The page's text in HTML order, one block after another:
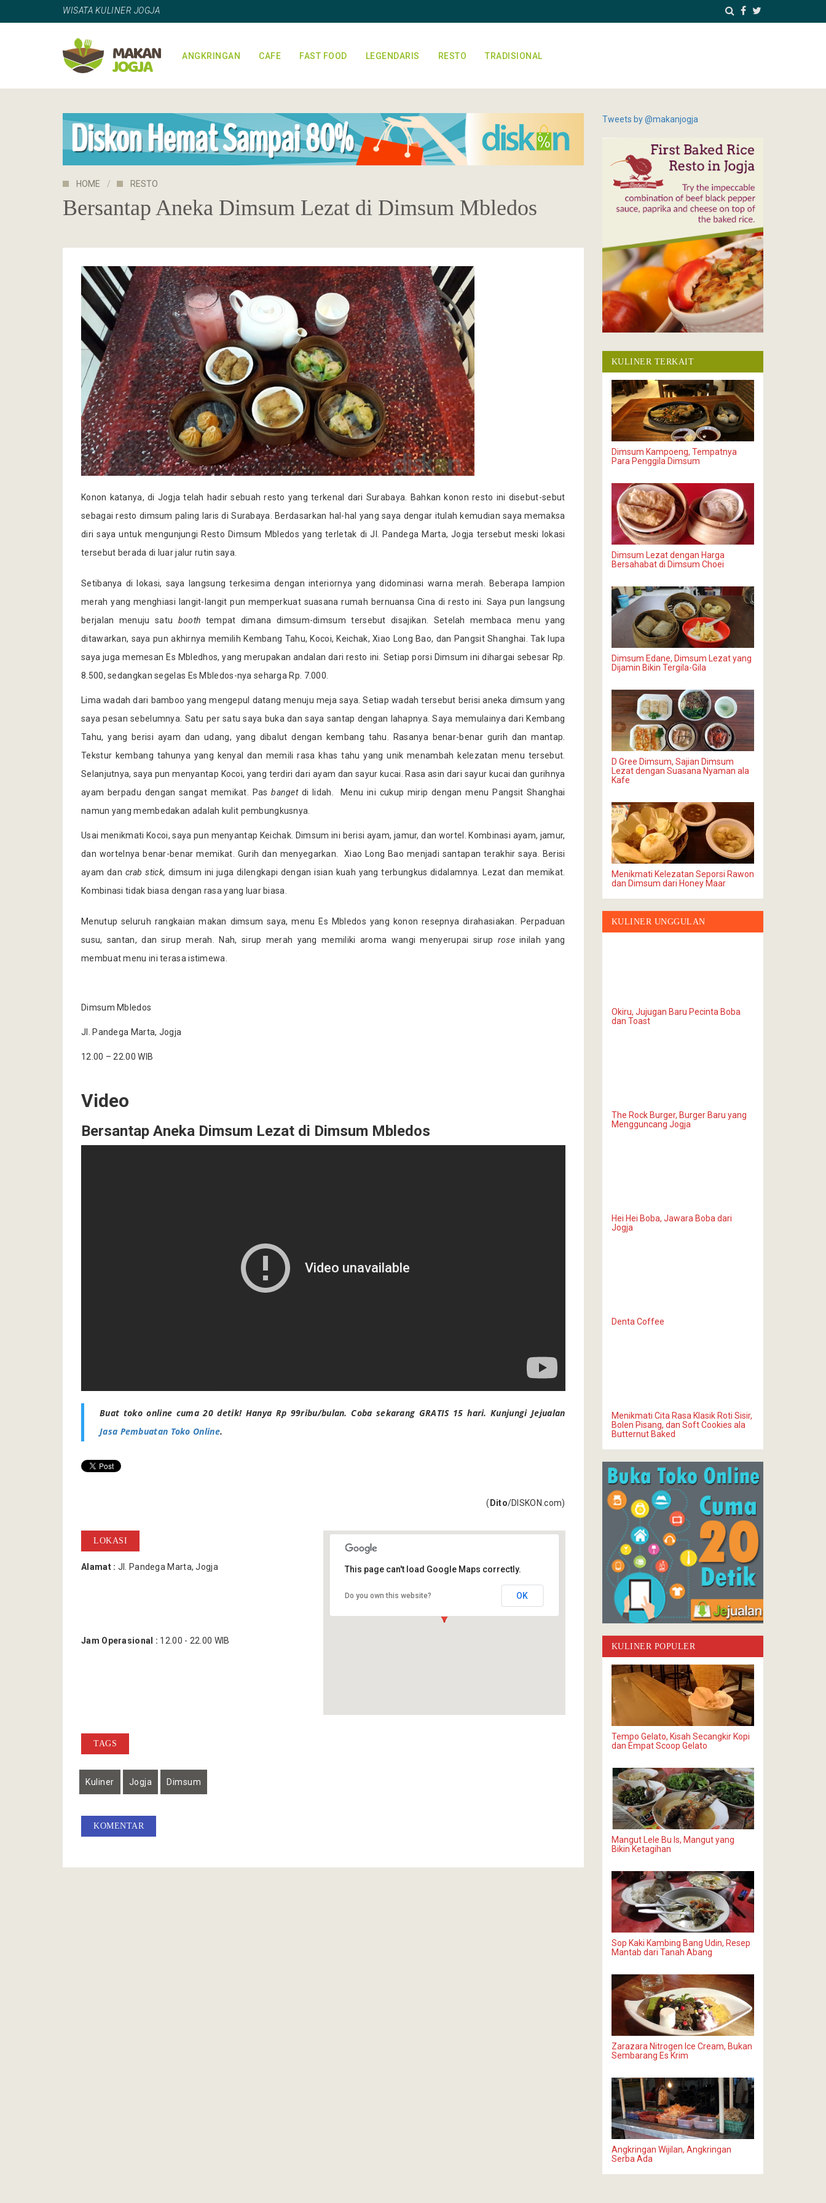
WISATA KULINER JOGJA
ANGKRINGAN CAFE FAST FOOD LEGENDARIS RESTO TRADISIONAL
HOME RESTO
Bersantap Aneka Dimsum Lezat di Dimsum Mbledos
Konon katanya, di Jogja telah hadir sebuah resto yang terkenal dari Surabaya. Bahkan konon resto ini disebut-sebut
sebagai resto dimsum paling laris di Surabaya. Berdasarkan hal-hal yang saya dengar itulah kemudian saya memaksa
diri saya untuk mengunjungi Resto Dimsum Mbledos yang terletak di Jl. Pandega Marta, Jogja tersebut meski lokasi
tersebut berada di luar jalur rutin saya.
Setibanya di lokasi, saya langsung terkesima dengan interiornya yang didominasi warna merah. Beberapa lampion
merah yang menghiasi langit-langit pun memperkuat suasana rumah bernuansa Cina di resto ini. Saya pun langsung
berjalan menuju satu booth tempat dimana dimsum-dimsum tersebut disajikan. Setelah membaca menu yang
ditawarkan, saya pun akhirnya memilih Kembang Tahu, Kocoi, Keichak, Xiao Long Bao, dan Pangsit Shanghai. Tak lupa
saya juga memesan Es Mbledhos, yang merupakan andalan dari resto ini. Setiap porsi Dimsum ini dihargai sebesar Rp.
8.500, sedangkan segelas Es Mbledos-nya seharga Rp. 7.000.
Lima wadah dari bamboo yang mengepul datang menuju meja saya. Setiap wadah tersebut berisi aneka dimsum yang
saya pesan sebelumnya. Satu per satu saya buka dan saya santap dengan lahapnya. Saya memulainya dari Kembang
Tahu, yang berisi ayam dan udang, yang dibalut dengan kembang tahu. Rasanya benar-benar gurih dan mantap.
Tekstur kembang tahunya yang kenyal dan memili rasa khas tahu yang unik menambah kelezatan menu tersebut.
Selanjutnya, saya pun menyantap Kocoi, yang terdiri dari ayam dan sayur kucai. Rasa asin dari sayur kucai dan gurihnya
ayam berpadu dengan sangat memikat. Pasbanget di lidah. Menu ini cukup mirip dengan menu Pangsit Shanghai
namun yang membedakan adalah kulit pembungkusnya.
Usai menikmati Kocoi, saya pun menyantap Keichak. Dimsum ini berisi ayam, jamur, dan wortel. Kombinasi ayam, jamur,
dan wortelnya benar-benar memikat. Gurih dan menyegarkan. Xiao Long Bao menjadi santapan terakhir saya. Berisi
ayam dan crab stick, dimsum ini juga dilengkapi dengan isian kuah yang terbungkus didalamnya. Lezat dan memikat.
Kombinasi tidak biasa dengan rasa yang luar biasa.
Menutup seluruh rangkaian makan dimsum saya, menu Es Mbledos yang konon resepnya dirahasiakan. Perpaduan
susu, santan, dan sirup merah. Nah, sirup merah yang memiliki aroma wangi menyerupai sirup roseinilah yang
membuat menu ini terasa istimewa.
Dimsum Mbledos
Jl. Pandega Marta, Jogja
12.00 – 22.00 WIB
Video
Bersantap Aneka Dimsum Lezat di Dimsum Mbledos
Buat toko online cuma 20 detik! Hanya Rp 99ribu/bulan. Coba sekarang GRATIS 15 hari. Kunjungi Jejualan
Jasa Pembuatan Toko Online.
( Dito/DISKON.com)
LOKASI
Alamat : Jl. Pandega Marta, Jogja
Jam Operasional : 12.00 - 22.00 WIB
This page can't load Google Maps correctly.
Do you own this website? OK
TAGS
Kuliner Jogja Dimsum
KOMENTAR
Tweets by @makanjogja
KULINER TERKAIT
Dimsum Kampoeng, Tempatnya
Para Penggila Dimsum
Dimsum Lezat dengan Harga
Bersahabat di Dimsum Choei
Dimsum Edane, Dimsum Lezat yang
Dijamin Bikin Tergila-Gila
D Gree Dimsum, Sajian Dimsum
Lezat dengan Suasana Nyaman ala
Kafe
Menikmati Kelezatan Seporsi Rawon
dan Dimsum dari Honey Maar
KULINER UNGGULAN
Okiru, Jujugan Baru Pecinta Boba
dan Toast
The Rock Burger, Burger Baru yang
Mengguncang Jogja
Hei Hei Boba, Jawara Boba dari
Jogja
Denta Coffee
Menikmati Cita Rasa Klasik Roti Sisir,
Bolen Pisang, dan Soft Cookies ala
Butternut Baked
KULINER POPULER
Tempo Gelato, Kisah Secangkir Kopi
dan Empat Scoop Gelato
Mangut Lele Bu Is, Mangut yang
Bikin Ketagihan
Sop Kaki Kambing Bang Udin, Resep
Mantab dari Tanah Abang
Zarazara Nitrogen Ice Cream, Bukan
Sembarang Es Krim
Angkringan Wijilan, Angkringan
Serba Ada